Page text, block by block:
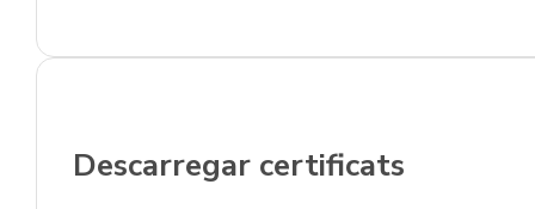
Descarregar certificats